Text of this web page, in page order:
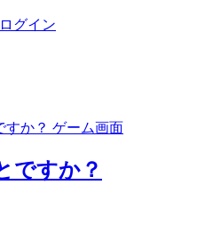
ログイン
ですか？